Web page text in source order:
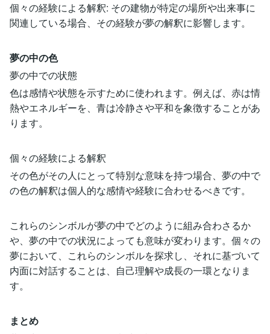
個々の経験による解釈: その建物が特定の場所や出来事に
関連している場合、その経験が夢の解釈に影響します。
夢の中の色
夢の中での状態
色は感情や状態を示すために使われます。例えば、赤は情
熱やエネルギーを、青は冷静さや平和を象徴することがあ
ります。
個々の経験による解釈
その色がその人にとって特別な意味を持つ場合、夢の中で
の色の解釈は個人的な感情や経験に合わせるべきです。
これらのシンボルが夢の中でどのように組み合わさるか
や、夢の中での状況によっても意味が変わります。個々の
夢において、これらのシンボルを探求し、それに基づいて
内面に対話することは、自己理解や成長の一環となりま
す。
まとめ